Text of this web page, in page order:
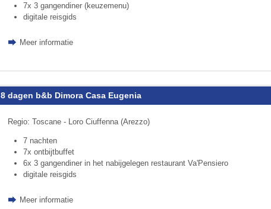
7x 3 gangendiner (keuzemenu)
digitale reisgids
Meer informatie
8 dagen b&b Dimora Casa Eugenia
Regio: Toscane - Loro Ciuffenna (Arezzo)
7 nachten
7x ontbijtbuffet
6x 3 gangendiner in het nabijgelegen restau­rant Va'Pensiero
digitale reisgids
Meer informatie